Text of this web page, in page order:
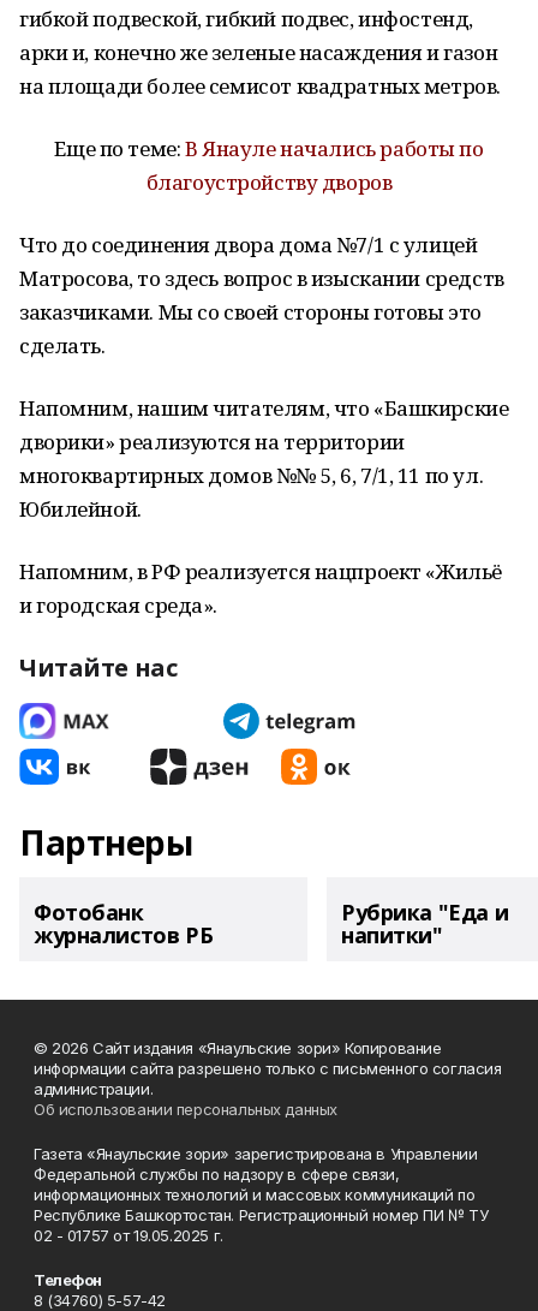
гибкой подвеской, гибкий подвес, инфостенд,
арки и, конечно же зеленые насаждения и газон
на площади более семисот квадратных метров.
Еще по теме:В Янауле начались работы по
благоустройству дворов
Что до соединения двора дома №7/1 с улицей
Матросова, то здесь вопрос в изыскании средств
заказчиками. Мы со своей стороны готовы это
сделать.
Напомним, нашим читателям, что «Башкирские
дворики» реализуются на территории
многоквартирных домов №№ 5, 6, 7/1, 11 по ул.
Юбилейной.
Напомним, в РФ реализуется нацпроект «Жильё
и городская среда».
Читайте нас
Партнеры
Фотобанк
журналистов РБ
Рубрика "Еда и
напитки"
© 2026 Сайт издания «Янаульские зори» Копирование
информации сайта разрешено только с письменного согласия
администрации.
Об использовании персональных данных
Газета «Янаульские зори» зарегистрирована в Управлении
Федеральной службы по надзору в сфере связи,
информационных технологий и массовых коммуникаций по
Республике Башкортостан. Регистрационный номер ПИ № ТУ
02 - 01757 от 19.05.2025 г.
Телефон
8 (34760) 5-57-42